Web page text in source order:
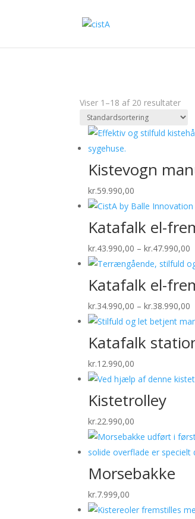
Viser 1–18 af 20 resultater
Kistevogn
kr.59.990,00
Katafalk el-
kr.43.990,00 – kr.47.990,00
Katafalk el-
kr.34.990,00 – kr.38.990,00
Katafalk
kr.12.990,00
Kistetrolley
kr.22.990,00
Morsebakke
kr.7.999,00